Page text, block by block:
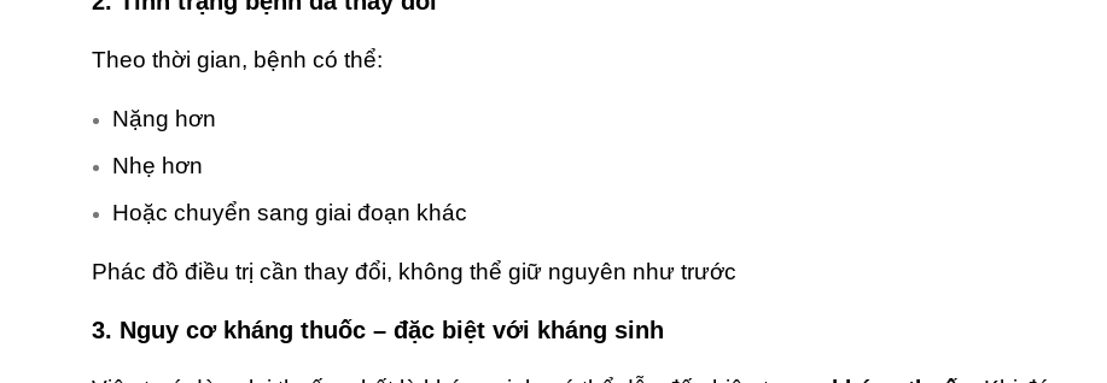
Theo thời gian, bệnh có thể:
Nặng hơn
Nhẹ hơn
Hoặc chuyển sang giai đoạn khác
Phác đồ điều trị cần thay đổi, không thể giữ nguyên như trước
3. Nguy cơ kháng thuốc – đặc biệt với kháng sinh